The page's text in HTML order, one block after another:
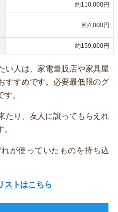
約110,000円
約4,000円
約159,000円
い人は、家電量販店や家具屋
すすめです。必要最低限のグ
。
たり、友人に譲ってもらえれ
が使っていたものを持ち込
ストはこちら